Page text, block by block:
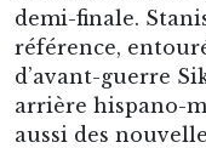
demi-finale.
référence,
d’avant-guerre
arrière hispano-
aussi des